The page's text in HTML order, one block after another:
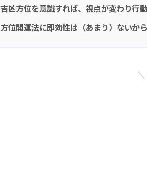
吉凶方位を意識すれば、視点が変わり行
方位開運法に即効性は（あまり）ないか